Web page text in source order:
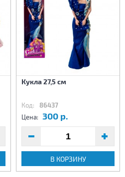
Кукла 27,5 см
Код: 86437
Цена: 300 р.
В КОРЗИНУ